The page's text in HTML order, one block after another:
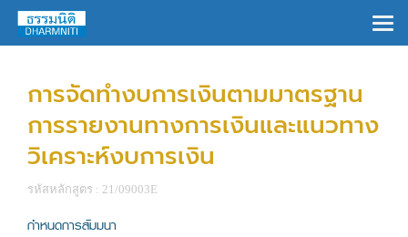
การจัดทำงบการเงินตามมาตรฐาน
การรายงานทางการเงินและแนวทาง
วิเคราะห์งบการเงิน
รหัสหลักสูตร : 21/09003E
กำหนดการสัมมนา
×